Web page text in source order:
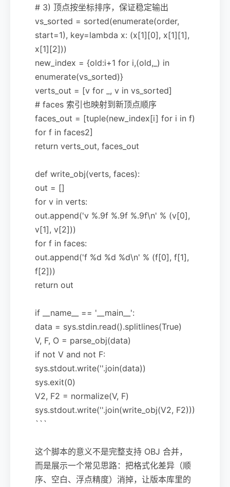
# 3) 顶点按坐标排序，保证稳定输出
vs_sorted = sorted(enumerate(order,
start=1), key=lambda x: (x[1][0], x[1][1],
x[1][2]))
new_index = {old:i+1 for i,(old,_) in
enumerate(vs_sorted)}
verts_out = [v for _, v in vs_sorted]
# faces 索引也映射到新顶点顺序
faces_out = [tuple(new_index[i] for i in f)
for f in faces2]
return verts_out, faces_out
def write_obj(verts, faces):
out = []
for v in verts:
out.append('v %.9f %.9f %.9f\n' % (v[0],
v[1], v[2]))
for f in faces:
out.append('f %d %d %d\n' % (f[0], f[1],
f[2]))
return out
if __name__ == '__main__':
data = sys.stdin.read().splitlines(True)
V, F, O = parse_obj(data)
if not V and not F:
sys.stdout.write(''.join(data))
sys.exit(0)
V2, F2 = normalize(V, F)
sys.stdout.write(''.join(write_obj(V2, F2)))
```
这个脚本的意义不是完整支持 OBJ 合并，
而是展示一个常见思路：把格式化差异（顺
序、空白、浮点精度）消掉，让版本库里的